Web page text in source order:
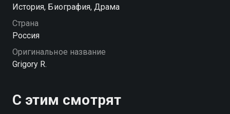
История, Биография, Драма
Страна
Россия
Оригинальное название
Grigory R.
С этим смотрят